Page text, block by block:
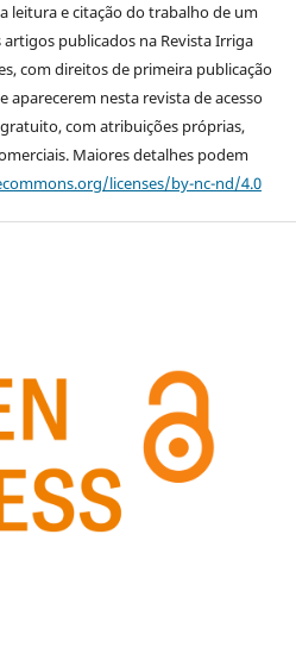
leitura e citação do trabalho de um
publicados na Revista Irriga
com direitos de primeira publicação
aparecerem nesta revista de acesso
com atribuições próprias,
Maiores detalhes podem
licenses/by-nc-nd/4.0